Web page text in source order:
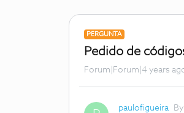
PERGUNTA
Pedido de
Forum|Forum|4 years
paulofigueira